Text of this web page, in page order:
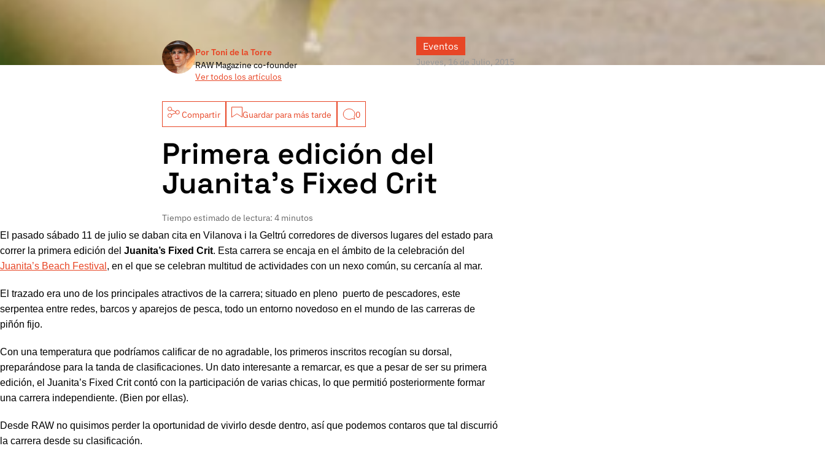
Por Toni de la Torre
RAW Magazine co-founder
Ver todos los artículos
Eventos
Jueves, 16 de Julio, 2015
Compartir Guardar para más tarde 0
Primera edición del
Juanita’s Fixed Crit
Tiempo estimado de lectura: 4 minutos
El pasado sábado 11 de julio se daban cita en Vilanova i la Geltrú corredores de diversos lugares del estado para
correr la primera edición delJuanita’s Fixed Crit. Esta carrera se encaja en el ámbito de la celebración del
Juanita’s Beach Festival , en el que se celebran multitud de actividades con un nexo común, su cercanía al mar.
El trazado era uno de los principales atractivos de la carrera; situado en pleno puerto de pescadores, este
serpentea entre redes, barcos y aparejos de pesca, todo un entorno novedoso en el mundo de las carreras de
piñón fijo.
Con una temperatura que podríamos calificar de no agradable, los primeros inscritos recogían su dorsal,
preparándose para la tanda de clasificaciones. Un dato interesante a remarcar, es que a pesar de ser su primera
edición, el Juanita’s Fixed Crit contó con la participación de varias chicas, lo que permitió posteriormente formar
una carrera independiente. (Bien por ellas).
Desde RAW no quisimos perder la oportunidad de vivirlo desde dentro, así que podemos contaros que tal discurrió
la carrera desde su clasificación.